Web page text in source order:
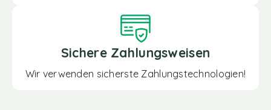
Sichere Zahlungsweisen
Wir verwenden sicherste Zahlungstechnologien!